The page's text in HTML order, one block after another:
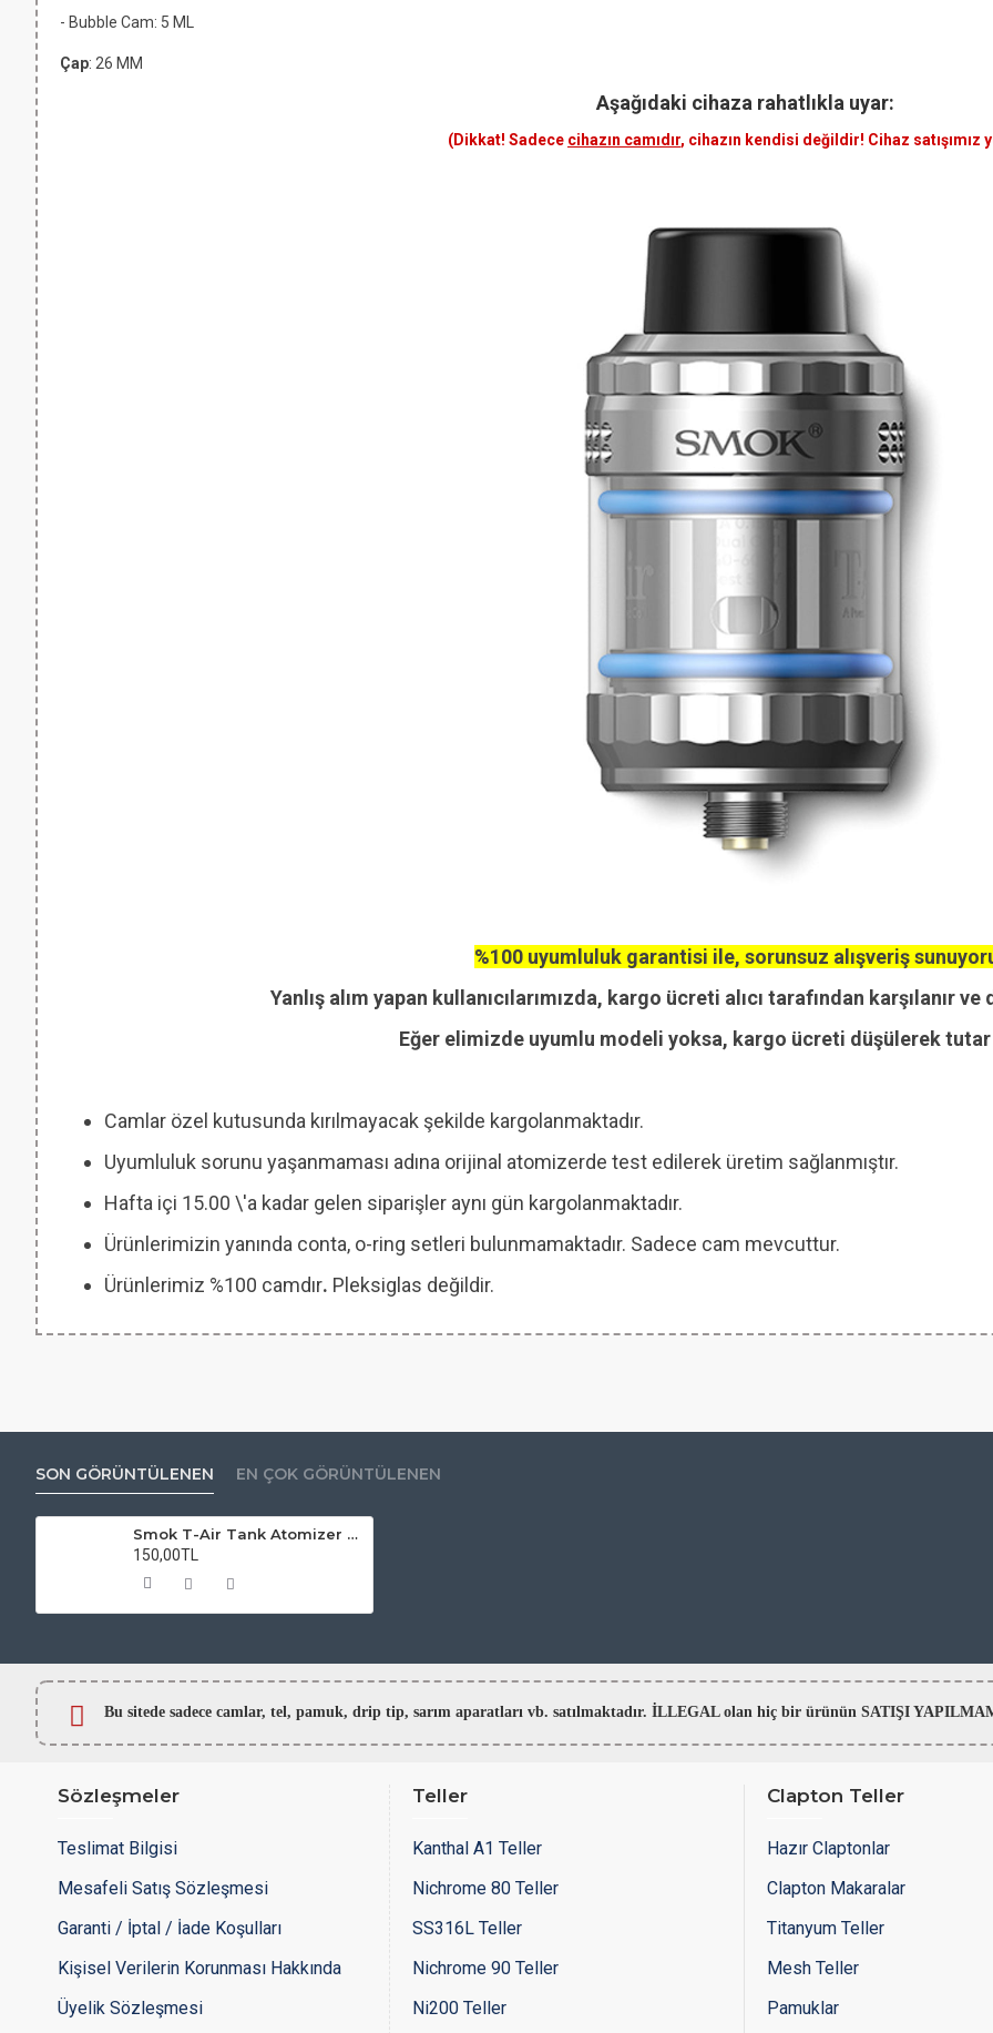
- Bubble Cam: 5 ML
Çap: 26 MM
Aşağıdaki cihaza rahatlıkla uyar:
(Dikkat! Sadece cihazın camıdır, cihazın kendisi değildir! Cihaz satışımız
%100 uyumluluk garantisi ile, sorunsuz alışveriş
Yanlış alım yapan kullanıcılarımızda, kargo ücreti alıcı tarafından karşılanır
Eğer elimizde uyumlu modeli yoksa, kargo ücreti düşülerek
Camlar özel kutusunda kırılmayacak şekilde kargolanmaktadır.
Uyumluluk sorunu yaşanmaması adına orijinal atomizerde test edilerek üretim sağlanmıştır.
Hafta içi 15.00 \'a kadar gelen siparişler aynı gün kargolanmaktadır.
Ürünlerimizin yanında conta, o-ring setleri bulunmamaktadır. Sadece cam mevcuttur.
Ürünlerimiz %100 camdır. Pleksiglas değildir.
SON GÖRÜNTÜLENEN EN ÇOK GÖRÜNTÜLENEN
Smok T-Air Tank Atomizer Camı
150,00TL
Bu sitede sadece camlar, tel, pamuk, drip tip, sarım aparatları vb. satılmaktadır. İLLEGAL olan hiç bir ürünün SATIŞI
Sözleşmeler
Teslimat Bilgisi
Mesafeli Satış Sözleşmesi
Garanti / İptal / İade Koşulları
Kişisel Verilerin Korunması Hakkında
Üyelik Sözleşmesi
Teller
Kanthal A1 Teller
Nichrome 80 Teller
SS316L Teller
Nichrome 90 Teller
Ni200 Teller
Clapton Teller
Hazır Claptonlar
Clapton Makaralar
Titanyum Teller
Mesh Teller
Pamuklar